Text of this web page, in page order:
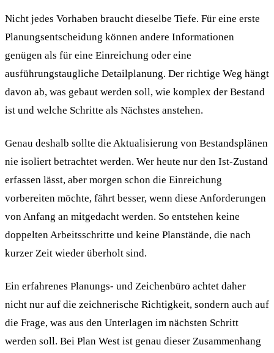
Nicht jedes Vorhaben braucht dieselbe Tiefe. Für eine erste
Planungsentscheidung können andere Informationen
genügen als für eine Einreichung oder eine
ausführungstaugliche Detailplanung. Der richtige Weg hängt
davon ab, was gebaut werden soll, wie komplex der Bestand
ist und welche Schritte als Nächstes anstehen.
Genau deshalb sollte die Aktualisierung von Bestandsplänen
nie isoliert betrachtet werden. Wer heute nur den Ist-Zustand
erfassen lässt, aber morgen schon die Einreichung
vorbereiten möchte, fährt besser, wenn diese Anforderungen
von Anfang an mitgedacht werden. So entstehen keine
doppelten Arbeitsschritte und keine Planstände, die nach
kurzer Zeit wieder überholt sind.
Ein erfahrenes Planungs- und Zeichenbüro achtet daher
nicht nur auf die zeichnerische Richtigkeit, sondern auch auf
die Frage, was aus den Unterlagen im nächsten Schritt
werden soll. Bei Plan West ist genau dieser Zusammenhang